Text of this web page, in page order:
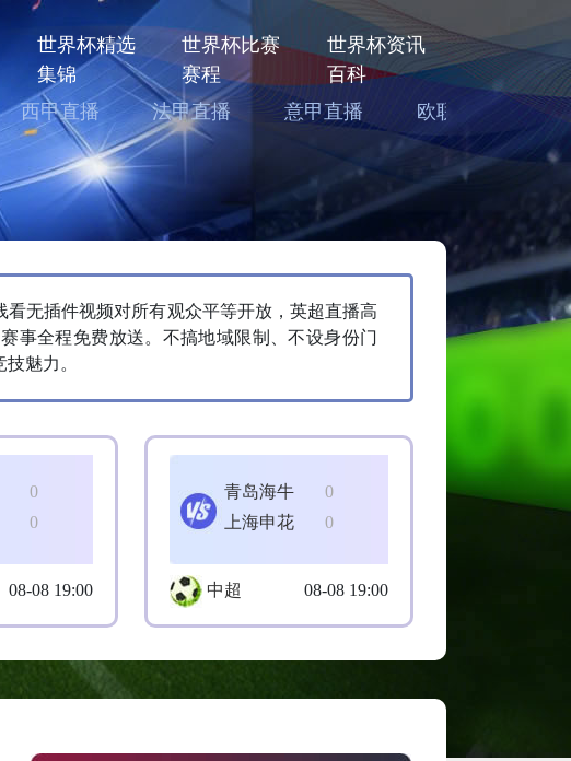
世界杯精选
集锦
世界杯比赛
赛程
世界杯资讯
百科
西甲直播 法甲直播 意甲直播 欧联直播
无插件视频对所有观众平等开放，英超直播高
事全程免费放送。不搞地域限制、不设身份门
魅力。
0
0
08-08 19:00
0
青岛海牛
0
上海申花
中超 08-08 19:00